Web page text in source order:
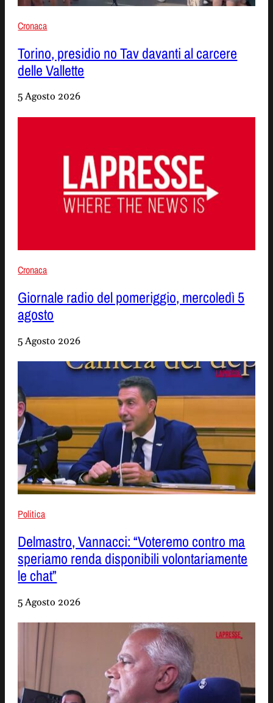
Cronaca
Torino, presidio no Tav davanti al carcere
delle Vallette
5 Agosto 2026
Cronaca
Giornale radio del pomeriggio, mercoledì 5
agosto
5 Agosto 2026
Politica
Delmastro, Vannacci: “Voteremo contro ma
speriamo renda disponibili volontariamente
le chat”
5 Agosto 2026